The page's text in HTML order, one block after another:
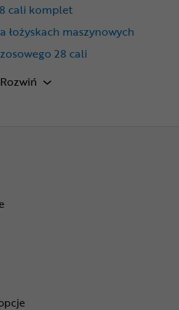
cali komplet
łożyskach maszynowych
28 cali
cali pod hamulce
Rozwiń